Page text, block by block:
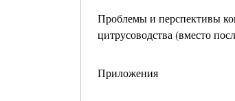
Проблемы и перспективы
цитрусоводства (вместо
Приложения